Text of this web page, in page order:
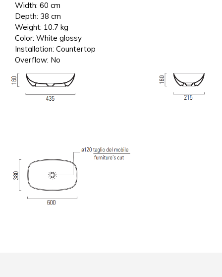
Width: 60 cm
Depth: 38 cm
Weight: 10.7 kg
Color: White glossy
Installation: Countertop
Overflow: No